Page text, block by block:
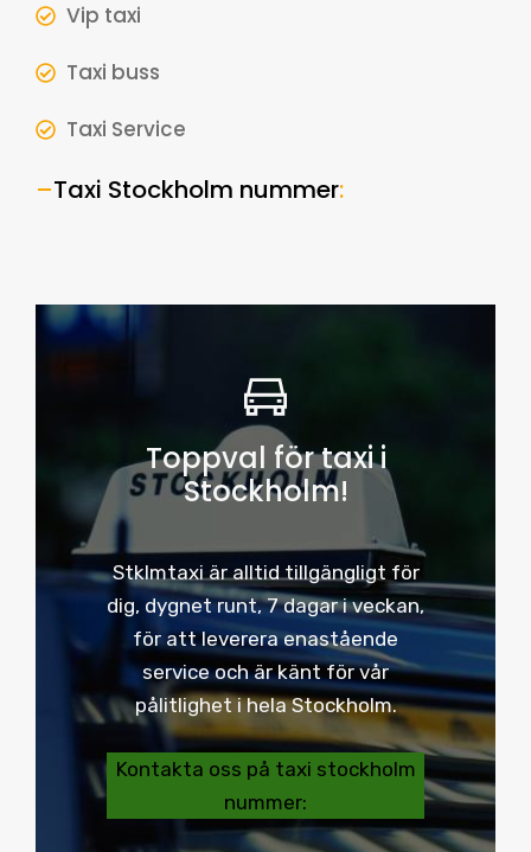
Vip taxi
Taxi buss
Taxi Service
–Taxi Stockholm nummer:
Toppval för taxi i
Stockholm!
Stklmtaxi är alltid tillgängligt för
dig, dygnet runt, 7 dagar i veckan,
för att leverera enastående
service och är känt för vår
pålitlighet i hela Stockholm.
Kontakta oss på taxi stockholm
nummer: